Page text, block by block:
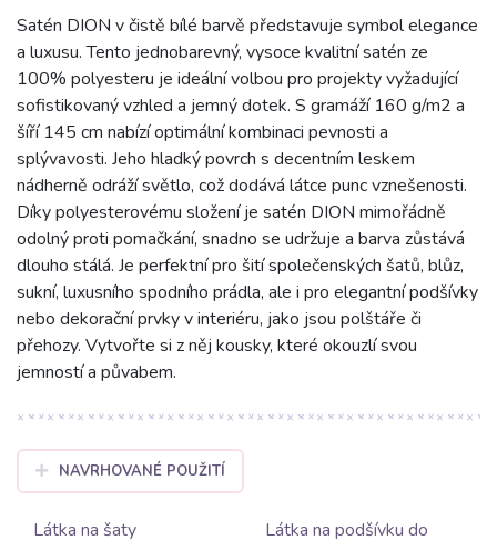
Satén DION v čistě bílé barvě představuje symbol elegance
a luxusu. Tento jednobarevný, vysoce kvalitní satén ze
100% polyesteru je ideální volbou pro projekty vyžadující
sofistikovaný vzhled a jemný dotek. S gramáží 160 g/m2 a
šíří 145 cm nabízí optimální kombinaci pevnosti a
splývavosti. Jeho hladký povrch s decentním leskem
nádherně odráží světlo, což dodává látce punc vznešenosti.
Díky polyesterovému složení je satén DION mimořádně
odolný proti pomačkání, snadno se udržuje a barva zůstává
dlouho stálá. Je perfektní pro šití společenských šatů, blůz,
sukní, luxusního spodního prádla, ale i pro elegantní podšívky
nebo dekorační prvky v interiéru, jako jsou polštáře či
přehozy. Vytvořte si z něj kousky, které okouzlí svou
jemností a půvabem.
NAVRHOVANÉ POUŽITÍ
Látka na šaty
Látka na podšívku do